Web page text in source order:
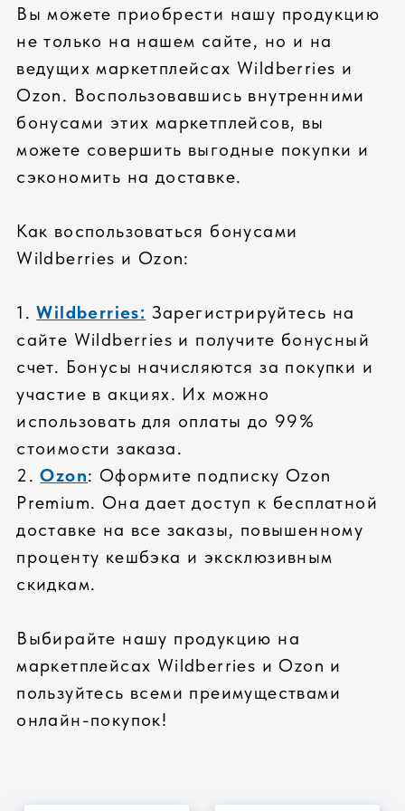
маркетплейсах Wildberries и Ozon и
онлайн-покупок!
СОБСТВЕННОЕ
Сборка сертифицированных компьютеров
под собственным брендом соответствует
всем современным требованиям
СПЕЦИАЛЬНОЕ ТЕСТИРОВАНИЕ
КАЧЕСТВЕННЫЙ СЕРВИС
только известные бренды
проверка совместимости
высокое качество сборки
тестирование всех
расширенная гарантия до 5 лет
реакции на гарантийные случаи 2
часа